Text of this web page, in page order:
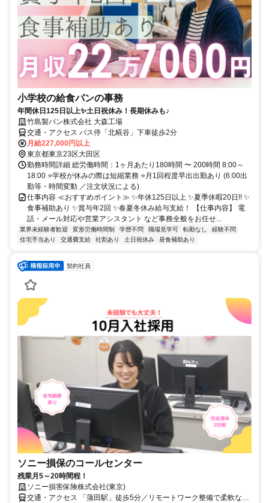
小学校の給食パンの事務
年間休日125日以上✨土日祝休み！長期休みも♪
竹島製パン株式会社 大森工場
交通・アクセス バス停「北糀谷」下車徒歩2分
月給227,000円以上
東京都東京23区大田区
勤務時間詳細 総労働時間：1ヶ月あたり180時間 〜 200時間 8:00～
18:00 ⭐学校が休みの際は短縮業務 ⭐月1回程度早出出勤あり (6:00出
勤等・時間変動 ／注文状況による)
仕事内容 ≪おすすめポイント≫ ✨年休125日以上 ✨夏季休暇20日!! ✨
食事補助あり ✨賞与年2回 ✨春夏冬休み給与支給！ 【仕事内容】 電
話・メール対応や営業アシスタント など事務全般をお任せ...
業界未経験者歓迎 変形労働時間制 学歴不問 職場見学可 転勤なし
経験不問
住宅手当あり
交通費支給 社割あり 土日祝休み 昼食補助あり
契約社員
ソニー損保のコールセンター
残業月5～20時間程！
ソニー損害保険株式会社(東京)
交通・アクセス 「蒲田駅」徒歩5分／リモートワーク整備で柔軟な働